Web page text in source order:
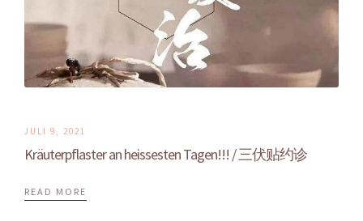
JULI 9, 2021
Kräuterpflaster an heissesten Tagen!!! / 三伏贴约诊
READ MORE